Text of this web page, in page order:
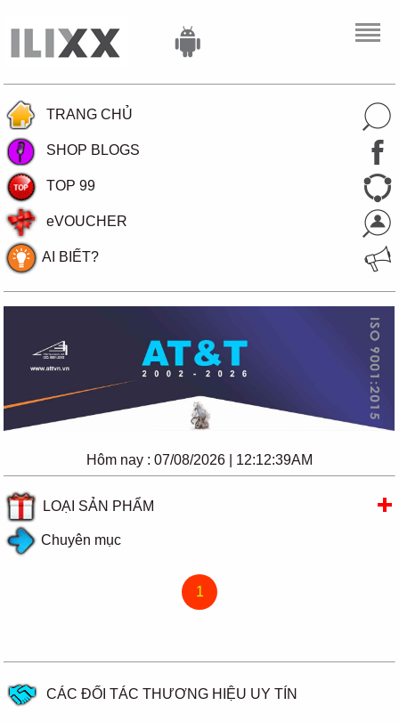
TRANG CHỦ
SHOP BLOGS
TOP 99
eVOUCHER
AI BIẾT?
Hôm nay : 07/08/2026 | 12:12:39AM
LOẠI SẢN PHẨM
Chuyên mục
1
CÁC ĐỐI TÁC THƯƠNG HIỆU UY TÍN